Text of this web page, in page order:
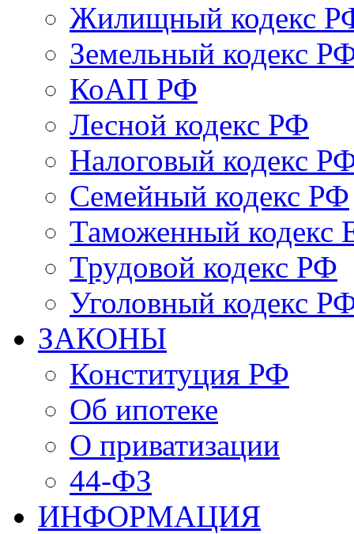
Жилищный кодекс
Земельный кодекс
КоАП РФ
Лесной кодекс РФ
Налоговый кодекс
Семейный кодекс РФ
Таможенный
Трудовой кодекс РФ
Уголовный кодекс
ЗАКОНЫ
Конституция РФ
Об ипотеке
О приватизации
44-ФЗ
ИНФОРМАЦИЯ